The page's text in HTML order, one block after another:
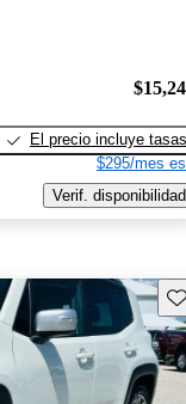
El precio incluye tasas
$295/mes
Verif. disponibilidad